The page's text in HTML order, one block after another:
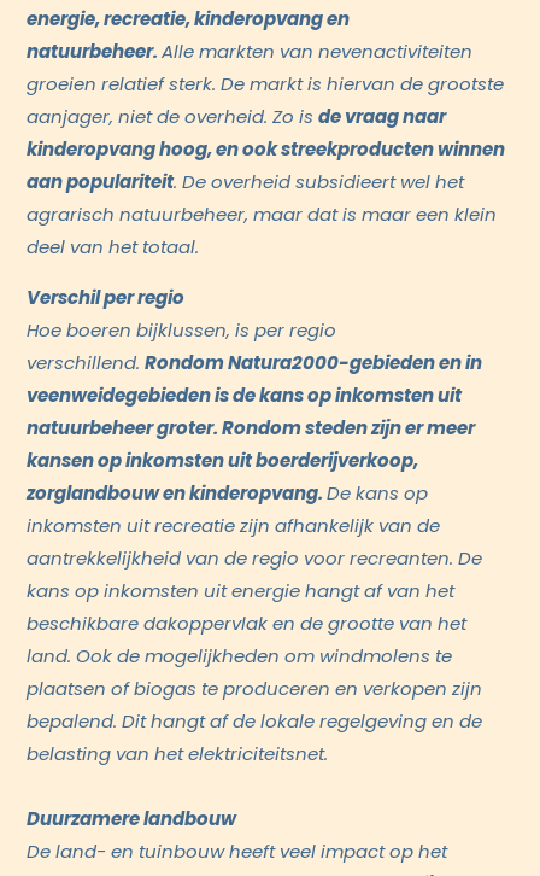
energie, recreatie, kinderopvang en
natuurbeheer.Alle markten van nevenactiviteiten
groeien relatief sterk. De markt is hiervan de grootste
aanjager, niet de overheid. Zo isde vraag naar
kinderopvang hoog, en ook streekproducten winnen
aan populariteit. De overheid subsidieert wel het
agrarisch natuurbeheer, maar dat is maar een klein
deel van het totaal.
Verschil per regio
Hoe boeren bijklussen, is per regio
verschillend.Rondom Natura2000-gebieden en in
veenweidegebieden is de kans op inkomsten uit
natuurbeheer groter. Rondom steden zijn er meer
kansen op inkomsten uit boerderijverkoop,
zorglandbouw en kinderopvang.De kans op
inkomsten uit recreatie zijn afhankelijk van de
aantrekkelijkheid van de regio voor recreanten. De
kans op inkomsten uit energie hangt af van het
beschikbare dakoppervlak en de grootte van het
land. Ook de mogelijkheden om windmolens te
plaatsen of biogas te produceren en verkopen zijn
bepalend. Dit hangt af de lokale regelgeving en de
belasting van het elektriciteitsnet.
Duurzamere landbouw
De land- en tuinbouw heeft veel impact op het